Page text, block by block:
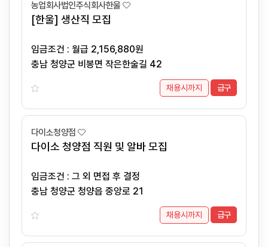
농업회사법인주식회사한울
[한울] 생산직 모집
임금조건 : 월급 2,156,880원
충남 청양군 비봉면 작은한술길 42
채용시까지 급구
다이소청양점
다이소 청양점 직원 및 알바 모집
임금조건 : 그 외 면접 후 결정
충남 청양군 청양읍 중앙로 21
채용시까지 급구